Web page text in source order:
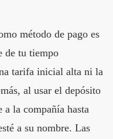
método de pago es
de tu tiempo
tarifa inicial alta ni la
al usar el depósito
a la compañía hasta
a su nombre. Las